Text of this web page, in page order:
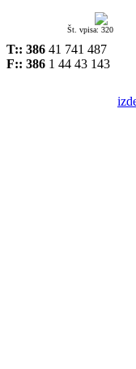
Št. vpisa: 320
T:: 386 41 741 487
F:: 386 1 44 43 143